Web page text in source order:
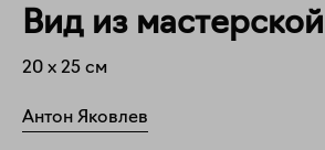
Вид из мастерской
20 x 25 см
Антон Яковлев